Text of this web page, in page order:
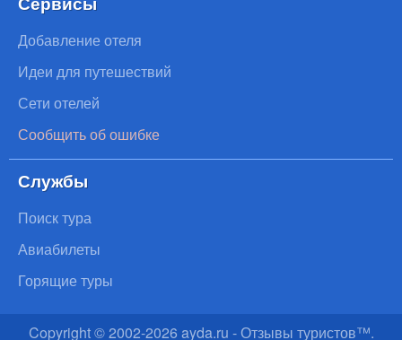
Добавление отеля
Идеи для путешествий
Сети отелей
Сообщить об ошибке
Службы
Поиск тура
Авиабилеты
Горящие туры
Copyright © 2002-2026 ayda.ru - Отзывы туристов™.